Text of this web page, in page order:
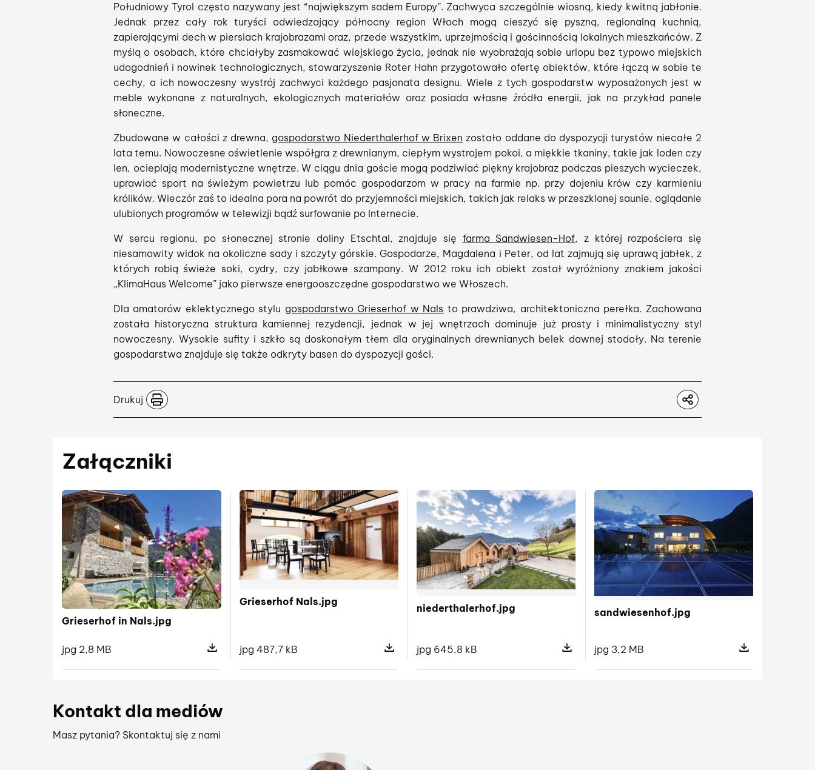
Południowy Tyrol często nazywany jest “największym sadem Europy”. Zachwyca szczególnie wiosną, kiedy kwitną jabłonie.
Jednak przez cały rok turyści odwiedzający północny region Włoch mogą cieszyć się pyszną, regionalną kuchnią,
zapierającymi dech w piersiach krajobrazami oraz, przede wszystkim, uprzejmością i gościnnością lokalnych mieszkańców. Z
myślą o osobach, które chciałyby zasmakować wiejskiego życia, jednak nie wyobrażają sobie urlopu bez typowo miejskich
udogodnień i nowinek technologicznych, stowarzyszenie Roter Hahn przygotowało ofertę obiektów, które łączą w sobie te
cechy, a ich nowoczesny wystrój zachwyci każdego pasjonata designu. Wiele z tych gospodarstw wyposażonych jest w
meble wykonane z naturalnych, ekologicznych materiałów oraz posiada własne źródła energii, jak na przykład panele
słoneczne.
Zbudowane w całości z drewna, gospodarstwo Niederthalerhof w Brixen zostało oddane do dyspozycji turystów niecałe 2
lata temu. Nowoczesne oświetlenie współgra z drewnianym, ciepłym wystrojem pokoi, a miękkie tkaniny, takie jak loden czy
len, ocieplają modernistyczne wnętrze. W ciągu dnia goście mogą podziwiać piękny krajobraz podczas pieszych wycieczek,
uprawiać sport na świeżym powietrzu lub pomóc gospodarzom w pracy na farmie np. przy dojeniu krów czy karmieniu
królików. Wieczór zaś to idealna pora na powrót do przyjemności miejskich, takich jak relaks w przeszklonej saunie, oglądanie
ulubionych programów w telewizji bądź surfowanie po Internecie.
W sercu regionu, po słonecznej stronie doliny Etschtal, znajduje się farma Sandwiesen-Hof, z której rozpościera się
niesamowity widok na okoliczne sady i szczyty górskie. Gospodarze, Magdalena i Peter, od lat zajmują się uprawą jabłek, z
których robią świeże soki, cydry, czy jabłkowe szampany. W 2012 roku ich obiekt został wyróżniony znakiem jakości
„KlimaHaus Welcome” jako pierwsze energooszczędne gospodarstwo we Włoszech.
Dla amatorów eklektycznego stylu gospodarstwo Grieserhof w Nals to prawdziwa, architektoniczna perełka. Zachowana
została historyczna struktura kamiennej rezydencji, jednak w jej wnętrzach dominuje już prosty i minimalistyczny styl
nowoczesny. Wysokie sufity i szkło są doskonałym tłem dla oryginalnych drewnianych belek dawnej stodoły. Na terenie
gospodarstwa znajduje się także odkryty basen do dyspozycji gości.
Drukuj
Załączniki
Grieserhof in Nals.jpg
jpg 2,8 MB
Pokaż szczegóły pliku Grieserhof in Nals.jpg
Grieserhof Nals.jpg
jpg 487,7 kB
Pokaż szczegóły pliku Grieserhof Nals.jpg
niederthalerhof.jpg
jpg 645,8 kB
Pokaż szczegóły pliku niederthalerhof.jpg
sandwiesenhof.jpg
jpg 3,2 MB
Kontakt dla mediów
Masz pytania? Skontaktuj się z nami